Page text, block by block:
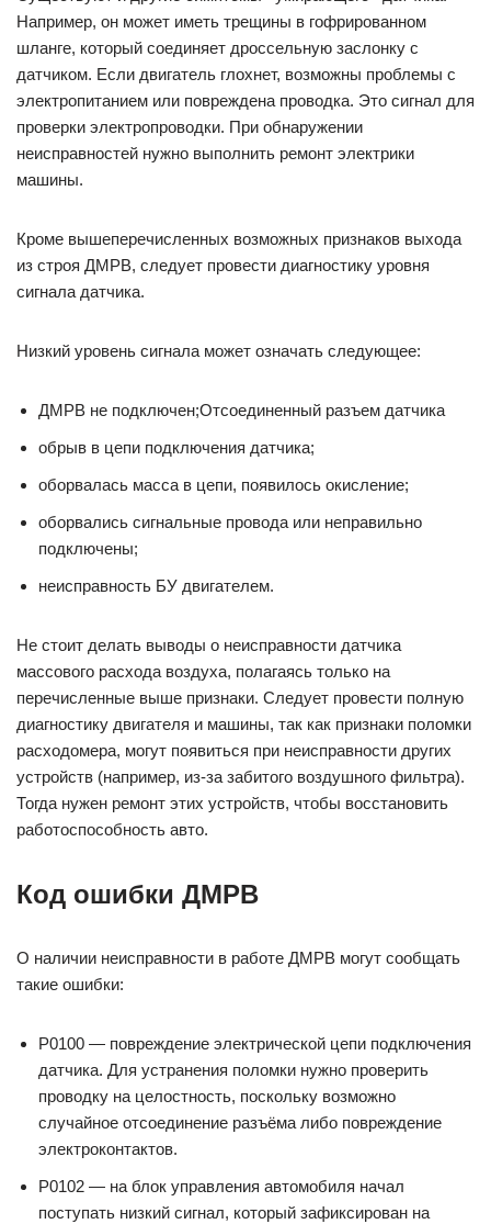
Например, он может иметь трещины в гофрированном
шланге, который соединяет дроссельную заслонку с
датчиком. Если двигатель глохнет, возможны проблемы с
электропитанием или повреждена проводка. Это сигнал для
проверки электропроводки. При обнаружении
неисправностей нужно выполнить ремонт электрики
машины.
Кроме вышеперечисленных возможных признаков выхода
из строя ДМРВ, следует провести диагностику уровня
сигнала датчика.
Низкий уровень сигнала может означать следующее:
ДМРВ не подключен;Отсоединенный разъем датчика
обрыв в цепи подключения датчика;
оборвалась масса в цепи, появилось окисление;
оборвались сигнальные провода или неправильно
подключены;
неисправность БУ двигателем.
Не стоит делать выводы о неисправности датчика
массового расхода воздуха, полагаясь только на
перечисленные выше признаки. Следует провести полную
диагностику двигателя и машины, так как признаки поломки
расходомера, могут появиться при неисправности других
устройств (например, из-за забитого воздушного фильтра).
Тогда нужен ремонт этих устройств, чтобы восстановить
работоспособность авто.
Код ошибки ДМРВ
О наличии неисправности в работе ДМРВ могут сообщать
такие ошибки:
Р0100 — повреждение электрической цепи подключения
датчика. Для устранения поломки нужно проверить
проводку на целостность, поскольку возможно
случайное отсоединение разъёма либо повреждение
электроконтактов.
Р0102 — на блок управления автомобиля начал
поступать низкий сигнал, который зафиксирован на